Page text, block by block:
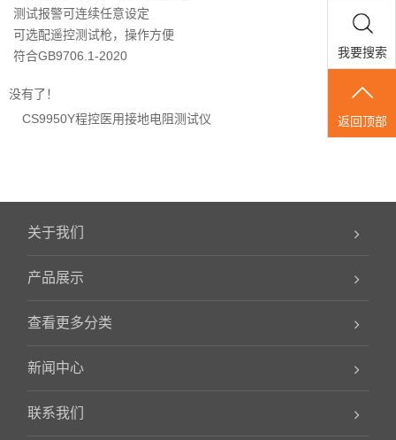
测试报警可连续任意设定
可选配遥控测试枪，操作方便
符合GB9706.1-2020
没有了！
CS9950Y程控医用接地电阻测试仪
关于我们
产品展示
查看更多分类
新闻中心
联系我们
我要搜索
返回顶部